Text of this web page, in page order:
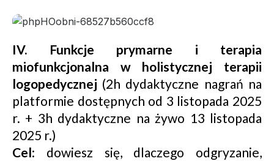
IV. Funkcje prymarne i terapia
miofunkcjonalna w holistycznej terapii
logopedycznej (2h dydaktyczne nagrań na
platformie dostępnych od 3 listopada 2025
r. + 3h dydaktyczne na żywo 13 listopada
2025 r.)
Cel: dowiesz się, dlaczego odgryzanie,